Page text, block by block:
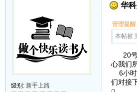
级别: 新手上路
华
管理提醒
本帖被
20号
心我们
6小时
们对接